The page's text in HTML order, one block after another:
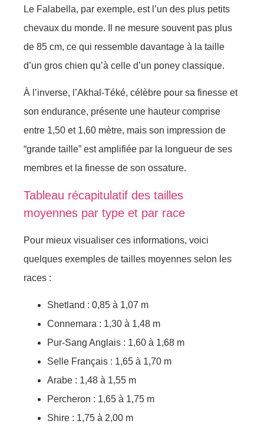
Le Falabella, par exemple, est l’un des plus petits
chevaux du monde. Il ne mesure souvent pas plus
de 85 cm, ce qui ressemble davantage à la taille
d’un gros chien qu’à celle d’un poney classique.
À l’inverse, l’Akhal-Téké, célèbre pour sa finesse et
son endurance, présente une hauteur comprise
entre 1,50 et 1,60 mètre, mais son impression de
“grande taille” est amplifiée par la longueur de ses
membres et la finesse de son ossature.
Tableau récapitulatif des tailles
moyennes par type et par race
Pour mieux visualiser ces informations, voici
quelques exemples de tailles moyennes selon les
races :
Shetland : 0,85 à 1,07 m
Connemara : 1,30 à 1,48 m
Pur-Sang Anglais : 1,60 à 1,68 m
Selle Français : 1,65 à 1,70 m
Arabe : 1,48 à 1,55 m
Percheron : 1,65 à 1,75 m
Shire : 1,75 à 2,00 m